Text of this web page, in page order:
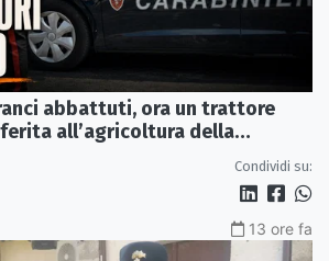
abbattuti, ora un trattore
all’agricoltura della
Condividi su:
13 ore fa